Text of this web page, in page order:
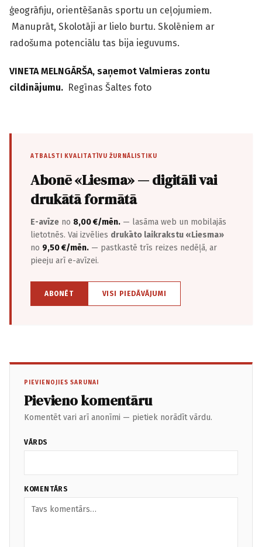
ģeogrāfiju, orientēšanās sportu un ceļojumiem.
Manuprāt, Skolotāji ar lielo burtu. Skolēniem ar
radošuma potenciālu tas bija ieguvums.
VINETA MELNGĀRŠA, saņemot Valmieras zontu
cildinājumu. Regīnas Šaltes foto
ATBALSTI KVALITATĪVU ŽURNĀLISTIKU
Abonē «Liesma» — digitāli vai
drukātā formātā
E-avīze no 8,00 €/mēn. — lasāma web un mobilajās
lietotnēs. Vai izvēlies drukāto laikrakstu «Liesma»
no 9,50 €/mēn. — pastkastē trīs reizes nedēļā, ar
pieeju arī e-avīzei.
ABONĒT VISI PIEDĀVĀJUMI
PIEVIENOJIES SARUNAI
Pievieno komentāru
Komentēt vari arī anonīmi — pietiek norādīt vārdu.
VĀRDS
KOMENTĀRS